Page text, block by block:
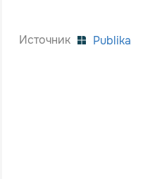
Источник Publika